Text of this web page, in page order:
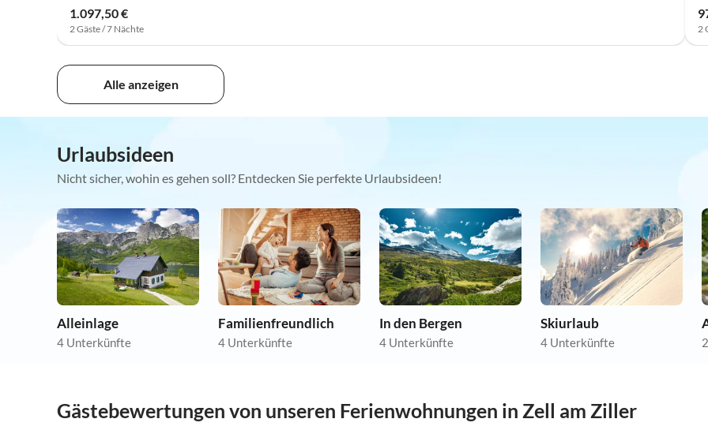
1.097,50 €
2 Gäste / 7 Nächte 2
Alle anzeigen
Urlaubsideen
Nicht sicher, wohin es gehen soll? Entdecken Sie perfekte Urlaubsideen!
Alleinlage
4 Unterkünfte
Familienfreundlich
4 Unterkünfte
In den Bergen
4 Unterkünfte
Skiurlaub
4 Unterkünfte
Gästebewertungen von unseren Ferienwohnungen in Zell am Ziller